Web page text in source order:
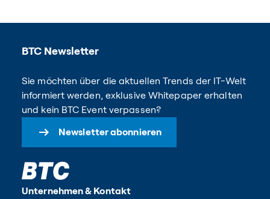
BTC Newsletter
Sie möchten über die aktuellen Trends der IT-Welt
informiert werden, exklusive Whitepaper erhalten
und kein BTC Event verpassen?
Newsletter abonnieren
Unternehmen & Kontakt